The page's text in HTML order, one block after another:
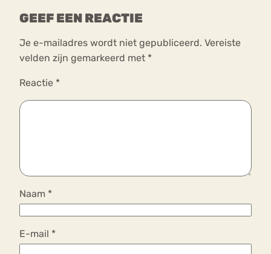
GEEF EEN REACTIE
Je e-mailadres wordt niet gepubliceerd. Vereiste
velden zijn gemarkeerd met *
Reactie *
Naam *
E-mail *